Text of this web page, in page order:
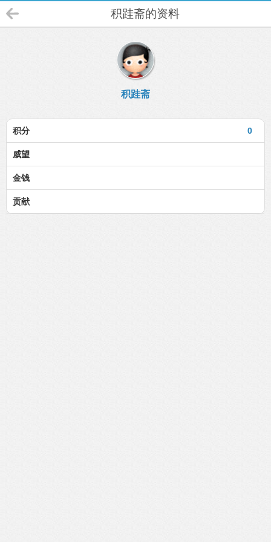
积跬斋的资料
积跬斋
0
积分
威望
金钱
贡献